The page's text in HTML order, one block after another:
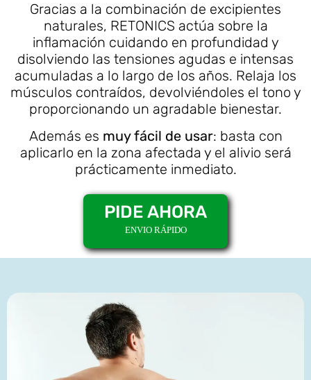
Gracias a la combinación de excipientes
naturales, RETONICS actúa sobre la
inflamación cuidando en profundidad y
disolviendo las tensiones agudas e intensas
acumuladas a lo largo de los años. Relaja los
músculos contraídos, devolviéndoles el tono y
proporcionando un agradable bienestar.
Además es muy fácil de usar: basta con
aplicarlo en la zona afectada y el alivio será
prácticamente inmediato.
PIDE AHORA
ENVIO RÁPIDO